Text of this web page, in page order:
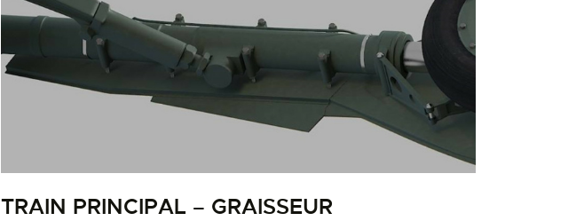
TRAIN PRINCIPAL – GRAISSEUR